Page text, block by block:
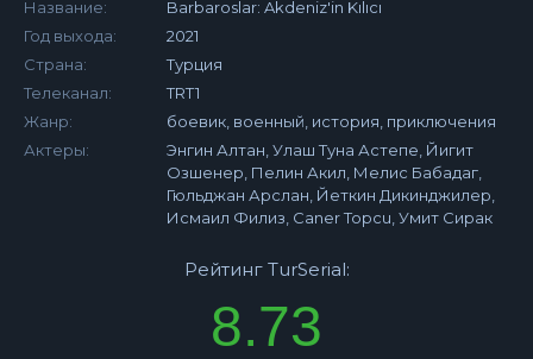
Название:
Barbaroslar: Akdeniz'in Kılıcı
Год выхода:
2021
Страна:
Турция
Телеканал:
TRT1
Жанр:
боевик, военный, история, приключения
Актеры:
Энгин Алтан, Улаш Туна Астепе, Йигит
Озшенер, Пелин Акил, Мелис Бабадаг,
Гюльджан Арслан, Йеткин Дикинджилер,
Исмаил Филиз, Caner Topcu, Умит Сирак
Рейтинг TurSerial:
8.73